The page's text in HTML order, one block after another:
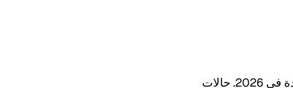
تحليل قوي لبروكسيات الجوال والريزيدنشال للأربيتراج، SMM وإدارة الحسابات المتعددة في 2026. حالات